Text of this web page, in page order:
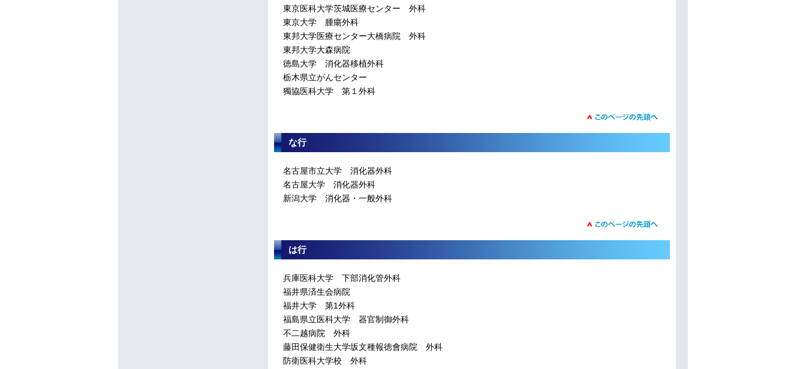
東京医科大学茨城医療センター 外科
東京大学 腫瘍外科
東邦大学医療センター大橋病院 外科
東邦大学大森病院
徳島大学 消化器移植外科
栃木県立がんセンター
獨協医科大学 第１外科
な行
名古屋市立大学 消化器外科
名古屋大学 消化器外科
新潟大学 消化器・一般外科
は行
兵庫医科大学 下部消化管外科
福井県済生会病院
福井大学 第1外科
福島県立医科大学 器官制御外科
不二越病院 外科
藤田保健衛生大学坂文種報徳會病院 外科
防衛医科大学校 外科